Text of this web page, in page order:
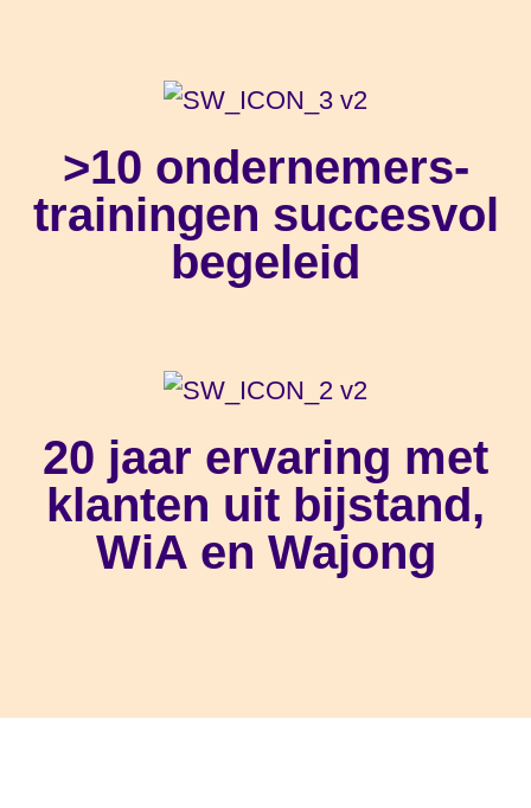
>10 ondernemers-
trainingen succesvol
begeleid
20 jaar ervaring met
klanten uit bijstand,
WiA en Wajong